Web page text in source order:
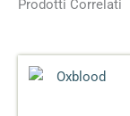
Formato
Effetto
Prodotti Correlati